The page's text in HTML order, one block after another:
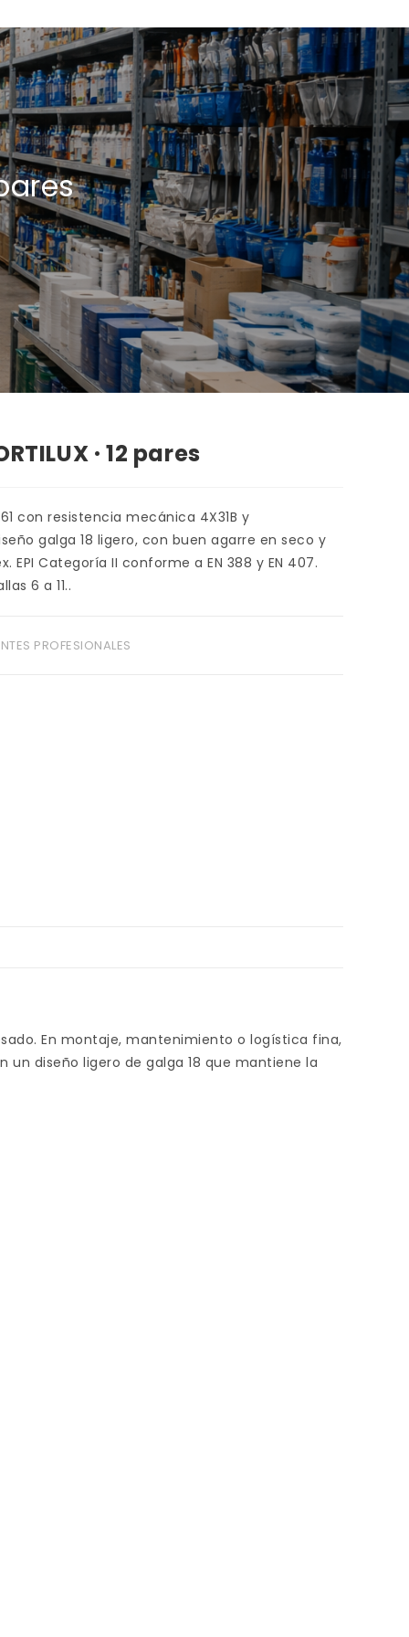
· 12 pares
con resistencia mecánica 4X31B y
galga 18 ligero, con buen agarre en seco y
Categoría II conforme a EN 388 y EN 407.
6 a 11..
PROFESIONALES
En montaje, mantenimiento o logística fina,
un diseño ligero de galga 18 que mantiene la